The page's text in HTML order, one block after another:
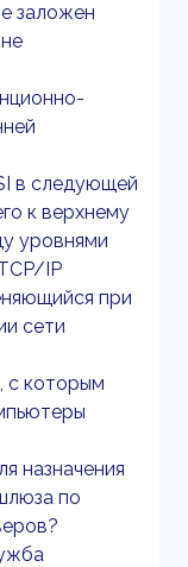
заложен
в следующей
к верхнему
уровнями
IP
при
сети
с которым
назначения
по